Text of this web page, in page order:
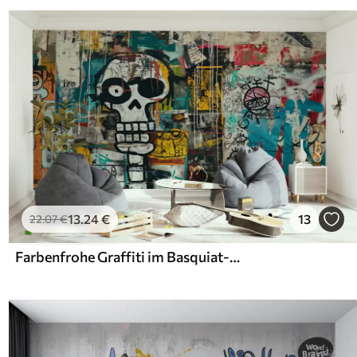
22.07€13.24€ 13
Farbenfrohe Graffiti im Basquiat-Stil